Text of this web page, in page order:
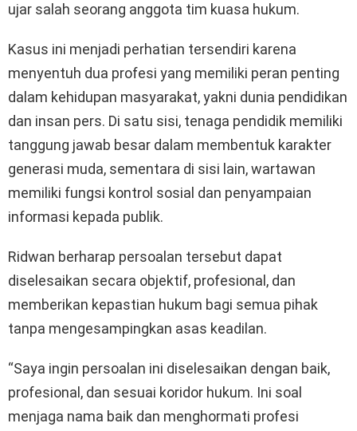
ujar salah seorang anggota tim kuasa hukum.
Kasus ini menjadi perhatian tersendiri karena
menyentuh dua profesi yang memiliki peran penting
dalam kehidupan masyarakat, yakni dunia pendidikan
dan insan pers. Di satu sisi, tenaga pendidik memiliki
tanggung jawab besar dalam membentuk karakter
generasi muda, sementara di sisi lain, wartawan
memiliki fungsi kontrol sosial dan penyampaian
informasi kepada publik.
Ridwan berharap persoalan tersebut dapat
diselesaikan secara objektif, profesional, dan
memberikan kepastian hukum bagi semua pihak
tanpa mengesampingkan asas keadilan.
“Saya ingin persoalan ini diselesaikan dengan baik,
profesional, dan sesuai koridor hukum. Ini soal
menjaga nama baik dan menghormati profesi